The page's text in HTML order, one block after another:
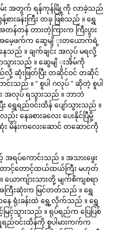
း အတွက် ရန်ကုန်မြို့ကို လာခဲ့သည်
ားခန်းကြီး တခု ဖြစ်သည် ။ ရွှေ
တန် တားတဲ့ကြားက ကြီးပွား
ေ့ဖက်က ဆွေမျိ ုးတယောက်ရဲ့
ေသည် ။ ချက်ချင်း အလုပ် မရလို့
သွားသည် ။ ဆွေမျိ ုးအိမ်ကို
လို့ ဆုံးဖြတ်ပြီး တဆိုင်ဝင် တဆိုင်
သည် ။ “ စူပါ ဂလုပ် ” ဆိုတဲ့ စူပါ
း အလုပ် ရသွားသည် ။ ဘာဘဲ
း ရွှေရည်ဝင်းထိန် ပျော်သွားသည် ။
နေခစားခလေး ပေးနိုင်ပြီမို့
း မိန်းကလေးဆောင် တဆောင်ကို
ရပ်ကောင်းသည် ။ အသားဖွေး
င့်တောင့်ထယ်ထယ်ကြီး မဟုတ်
ာကျ်ားသားတို့ မျက်စိကျစရာ
ကြီးဆုံးက မြင်တတ်သည် ။ ရွှေ
ရုံးခန်းထဲ ရွှေ့လိုက်သည် ။ ရွှေ
င့်သွားသည် ။ ရုပ်ရည်က ပြေပြစ်
ရည်ဝင်းထိန်ကို စူပါမားကက်က